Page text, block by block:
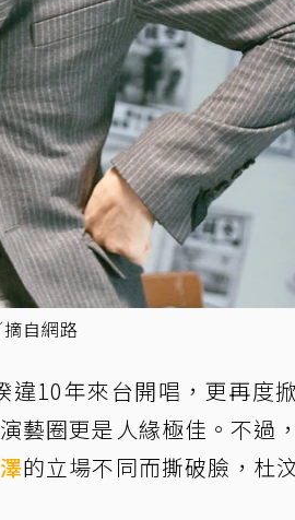
自網路
違10年來台開唱，更再度
藝圈更是人緣極佳。不過
的立場不同而撕破臉，杜